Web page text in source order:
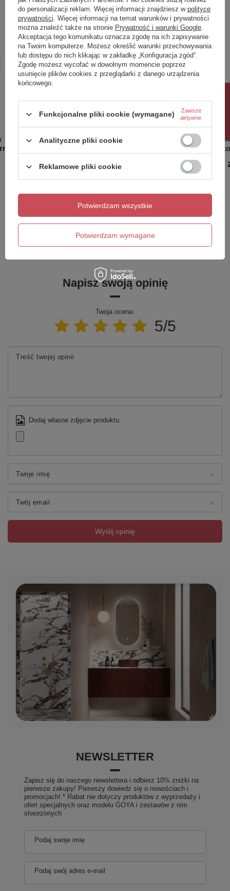
Kolor
Czarny mat
Materiał
Mosiądz
Kształt
Obłe
Instalacja
Ścienna 150 mm
Rodzaj sterowaniaDźwignia
Średnica głowicy 35 mm
Wyposażenie
Obrotowa wylewka
Waga / szt.
Opakowanie
2 szt.
8590913916496
Poprzedni z tej kategorii
mat
LOTTA bateria kuchenna, czarny mat
299,00 zł / szt.
LOTTA
303,60
Następny z tej kategorii
Potrzebujesz pomocy? Masz pytania?
Zadaj pytanie a my odpowiemy niezwłocznie,
najciekawsze pytania i odpowiedzi publikując
dla innych.
Napisz swoją opinię
Twoja ocena:
5/5
Treść twojej opinii
Dodaj własne zdjęcie produktu:
Twoje imię
Twój email
Wyślij opinię
NEWSLETTER
Zapisz się do naszego newslettera i odbierz 10% zniżki na
pierwsze zakupy! Pierwszy dowiedz się o nowościach i
promocjach! * Rabat nie dotyczy produktów z wyprzedaży i
ofert specjalnych oraz modelu GOYA i zestawów z nim
stworzonych
Podaj swoje imię
Podaj swój adres e-mail
do personalizacji reklam. Więcej informacji znajdziesz w polityce
prywatności . Więcej informacji na temat warunków i prywatności
można znaleźć także na stronie Prywatność i warunki Google
Akceptacja tego komunikatu oznacza zgodę na ich zapisywanie
na Twoim komputerze. Możesz określić warunki przechowywania
lub dostępu do nich klikając w zakładkę „Konfiguracja zgód”.
Zgodę możesz wycofać w dowolnym momencie poprzez
usunięcie plików cookies z przeglądarki z danego urządzenia
końcowego.
Funkcjonalne pliki cookie (wymagane)
Zawsze
aktywne
Analityczne pliki cookie
Reklamowe pliki cookie
Potwierdzam wymagane
Potwierdzam wszystkie